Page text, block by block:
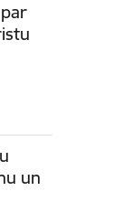
un